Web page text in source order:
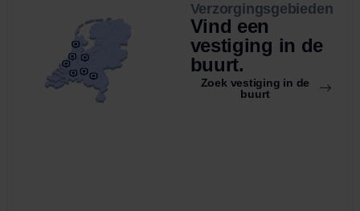
Verzorgingsgebieden
Vind een
vestiging in de
buurt.
Zoek vestiging in de
buurt